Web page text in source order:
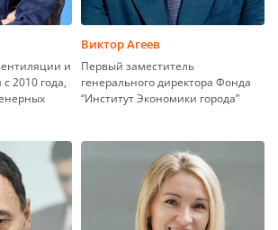
и
2010 года,
Виктор Агеев
Первый заместитель
генерального директора Фонда
“Институт Экономики города”